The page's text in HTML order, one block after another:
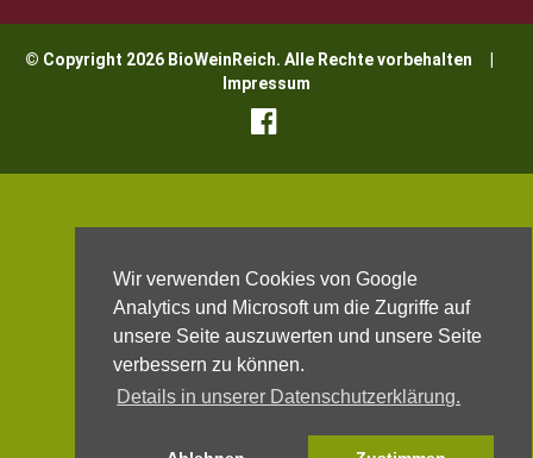
Wir verwenden Cookies von Google
Analytics und Microsoft um die Zugriffe auf
unsere Seite auszuwerten und unsere Seite
verbessern zu können.
Details in unserer Datenschutzerklärung.
© Copyright 2026 BioWeinReich. Alle Rechte vorbehalten |
Impressum